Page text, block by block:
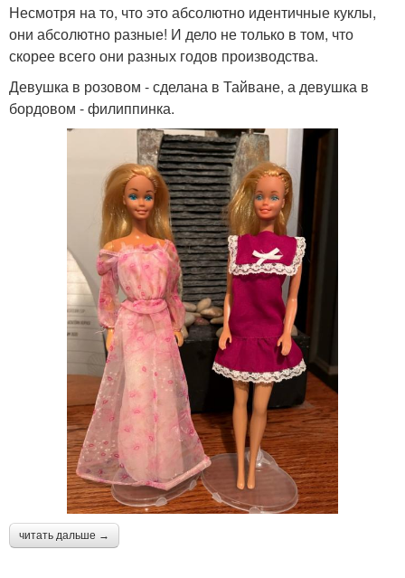
Несмотря на то, что это абсолютно идентичные куклы,
они абсолютно разные! И дело не только в том, что
скорее всего они разных годов производства.
Девушка в розовом - сделана в Тайване, а девушка в
бордовом - филиппинка.
читать дальше →